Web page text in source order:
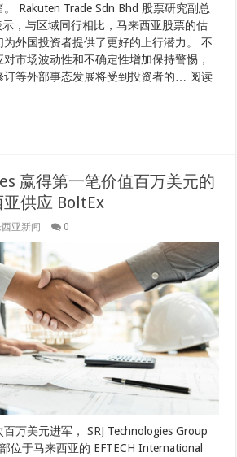
Rakuten Trade Sdn Bhd 股票研究副总
，与区域同行相比，马来西亚股票的估
外国投资者提供了更好的上行潜力。 不
市场波动性和不确定性增加保持警惕，
订等外部事态发展将受到投资者的… 阅读
赢得第一笔价值百万美元的
供应 BoltEx
亚新闻 0
万美元进军， SRJ Technologies Group
位于马来西亚的 EFTECH International